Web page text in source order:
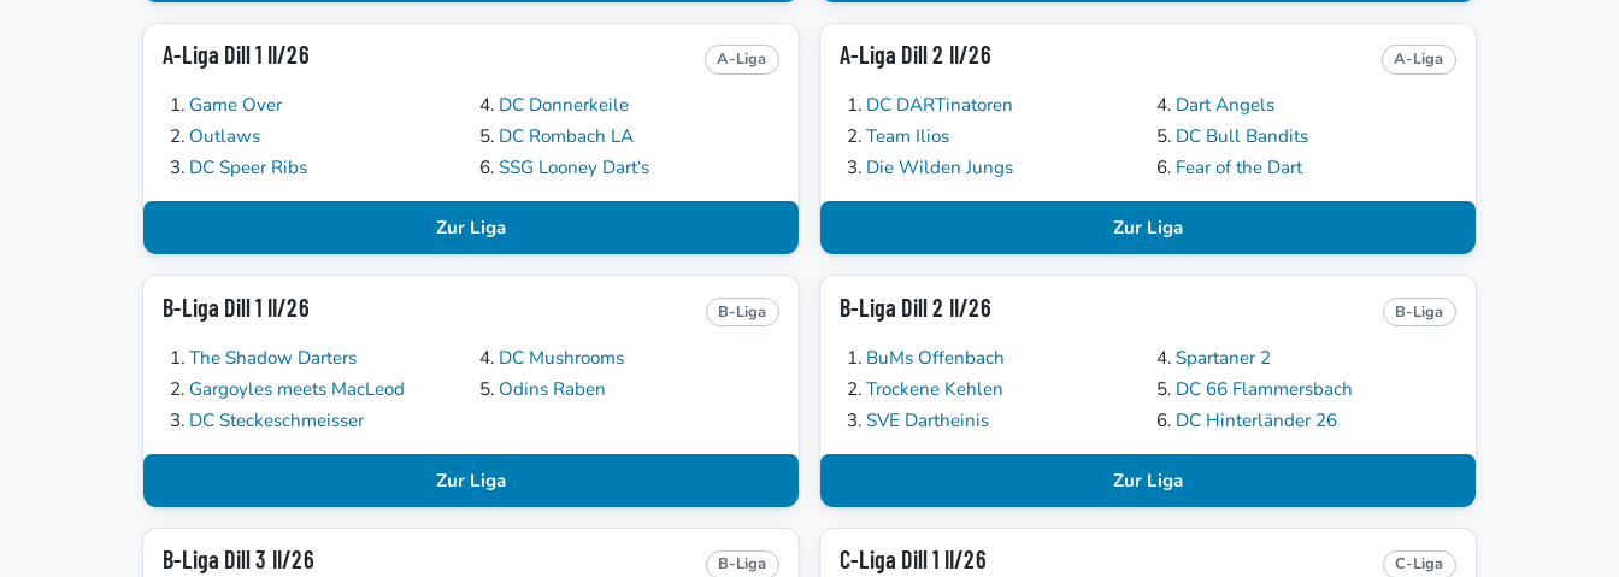
A-Liga Dill 1 II/26 A-Liga
Game Over
Outlaws
DC Speer Ribs
DC Donnerkeile
DC Rombach LA
SSG Looney Dart‘s
Zur Liga
A-Liga Dill 2 II/26 A-Liga
DC DARTinatoren
Team Ilios
Die Wilden Jungs
Dart Angels
DC Bull Bandits
Fear of the Dart
Zur Liga
B-Liga Dill 1 II/26 B-Liga
The Shadow Darters
Gargoyles meets MacLeod
DC Steckeschmeisser
DC Mushrooms
Odins Raben
Zur Liga
B-Liga Dill 2 II/26 B-Liga
BuMs Offenbach
Trockene Kehlen
SVE Dartheinis
Spartaner 2
DC 66 Flammersbach
DC Hinterländer 26
Zur Liga
B-Liga Dill 3 II/26 B-Liga C-Liga Dill 1 II/26 C-Liga